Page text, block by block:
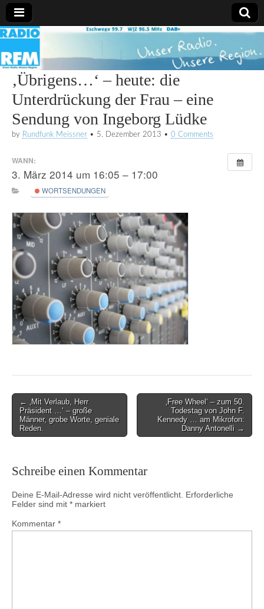
Radio
RFM
‚Übrigens…‘ – heute: die
Unterdrückung der Frau – eine
Sendung von Ingeborg Lüdke
by Rundfunk Meissner • 5. Dezember 2013 • 0 Comments
WANN:
3. März 2014 um 16:05 – 17:00
WORTSENDUNGEN
Post
navigation
← ‚Mit Verlaub, Herr
Präsident …‘ – große
Männer, grobe Worte, geniale
Reden.
‚Free Wheel‘ – zum 50.
Todestag von John F.
Kennedy … am Mikrofon:
Danny Antonelli →
Schreibe einen Kommentar
Deine E-Mail-Adresse wird nicht veröffentlicht. Erforderliche
Felder sind mit * markiert
Kommentar *